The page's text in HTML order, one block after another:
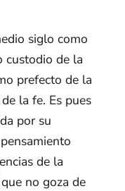
siglo como
custodio de la
prefecto de la
la fe. Es pues
por su
de la
no goza de